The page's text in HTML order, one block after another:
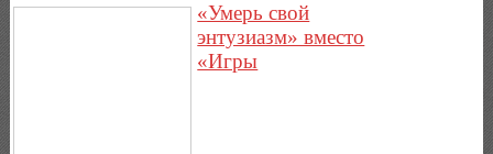
«Умерь свой
энтузиазм» вместо
«Игры